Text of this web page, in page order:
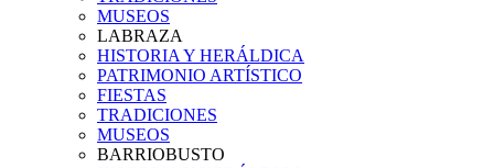
MUSEOS
LABRAZA
HISTORIA Y HERÁLDICA
PATRIMONIO ARTÍSTICO
FIESTAS
TRADICIONES
MUSEOS
BARRIOBUSTO